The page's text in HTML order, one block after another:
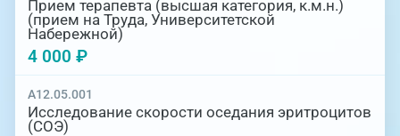
Прием терапевта (высшая категория, к.м.н.)
(прием на Труда, Университетской
Набережной)
4 000 ₽
A12.05.001
Исследование скорости оседания эритроцитов
(СОЭ)